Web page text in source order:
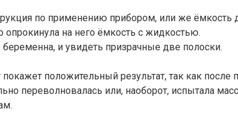
по применению прибором, или же ёмкость
опрокинула на него ёмкость с жидкостью.
и увидеть призрачные две полоски.
положительный результат, так как
переволновалась или, наоборот, испытала